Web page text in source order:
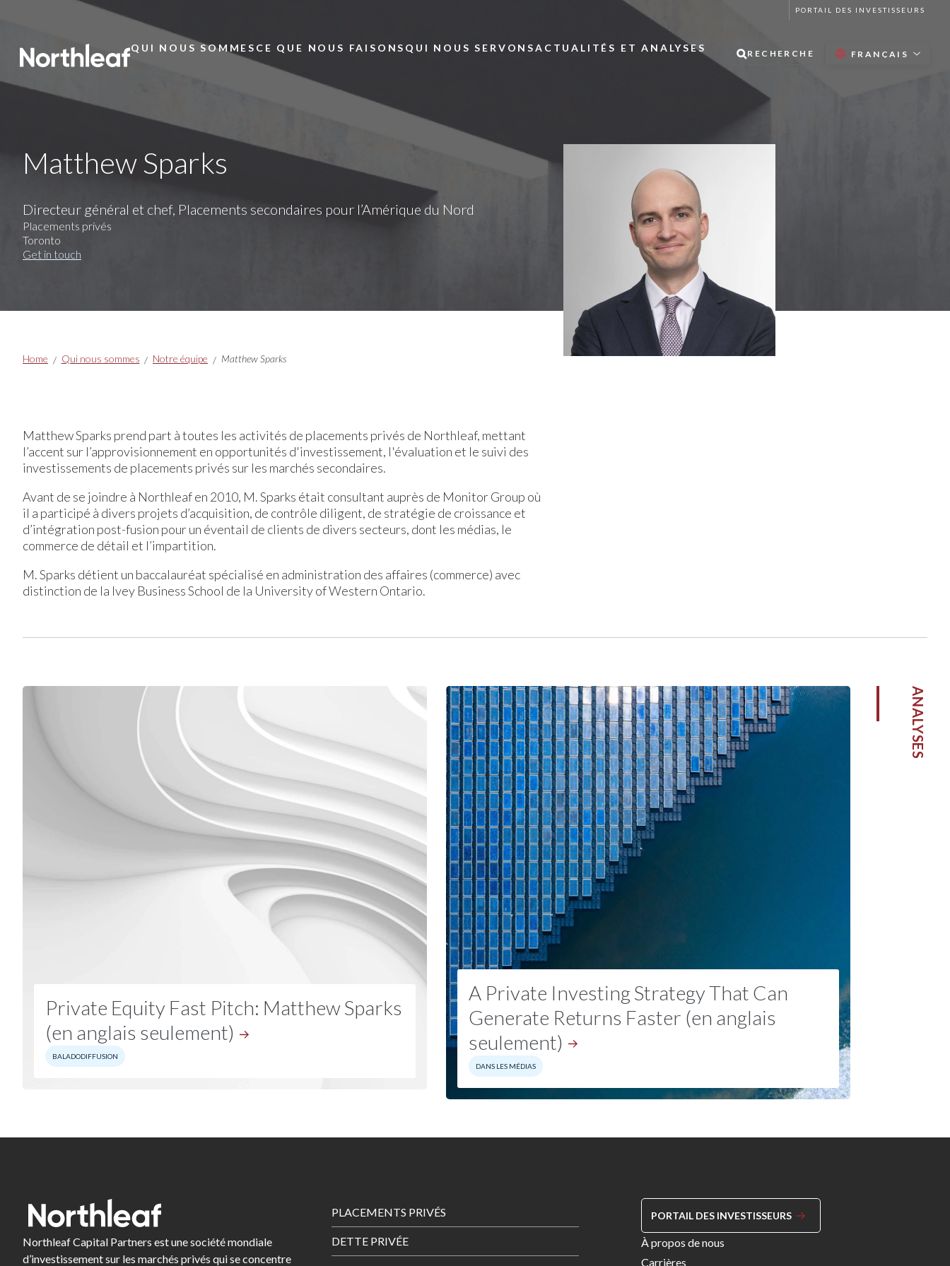
PORTAIL DES INVESTISSEURS
Main
QUI NOUS SOMMES CE QUE NOUS FAISONS QUI NOUS SERVONSACTUALITÉS ET ANALYSES RECHERCHE
Matthew Sparks
Directeur général et chef, Placements secondaires pour l’Amérique du Nord
Placements privés
Toronto
Get in touch
Breadcrumbs
Home Qui nous sommes Notre équipe Matthew Sparks
Matthew Sparks prend part à toutes les activités de placements privés de Northleaf, mettant
l’accent sur l’approvisionnement en opportunités d'investissement, l'évaluation et le suivi des
investissements de placements privés sur les marchés secondaires.
Avant de se joindre à Northleaf en 2010, M. Sparks était consultant auprès de Monitor Group où
il a participé à divers projets d’acquisition, de contrôle diligent, de stratégie de croissance et
d’intégration post-fusion pour un éventail de clients de divers secteurs, dont les médias, le
commerce de détail et l’impartition.
M. Sparks détient un baccalauréat spécialisé en administration des affaires (commerce) avec
distinction de la Ivey Business School de la University of Western Ontario.
ANALYSES
Private Equity Fast Pitch: Matthew Sparks
(en anglais seulement)
BALADODIFFUSION
A Private Investing Strategy That Can
Generate Returns Faster (en anglais
seulement)
DANS LES MÉDIAS
Northleaf Capital Partners est une société mondiale
d’investissement sur les marchés privés qui se concentre
Footer
Menu
PLACEMENTS PRIVÉS
DETTE PRIVÉE
PORTAIL DES INVESTISSEURS
Footer
Menu
À propos de nous
Carrières